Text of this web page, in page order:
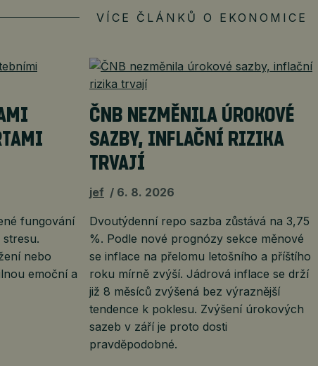
VÍCE ČLÁNKŮ O EKONOMICE
fungování
nebo
emoční a
ČNB NEZMĚNILA ÚROKOVÉ
SAZBY, INFLAČNÍ RIZIKA
TRVAJÍ
jef 6. 8. 2026
Dvoutýdenní repo sazba zůstává na 3,75
%. Podle nové prognózy sekce měnové
se inflace na přelomu letošního a příštího
roku mírně zvýší. Jádrová inflace se drží
již 8 měsíců zvýšená bez výraznější
tendence k poklesu. Zvýšení úrokových
sazeb v září je proto dosti
pravděpodobné.